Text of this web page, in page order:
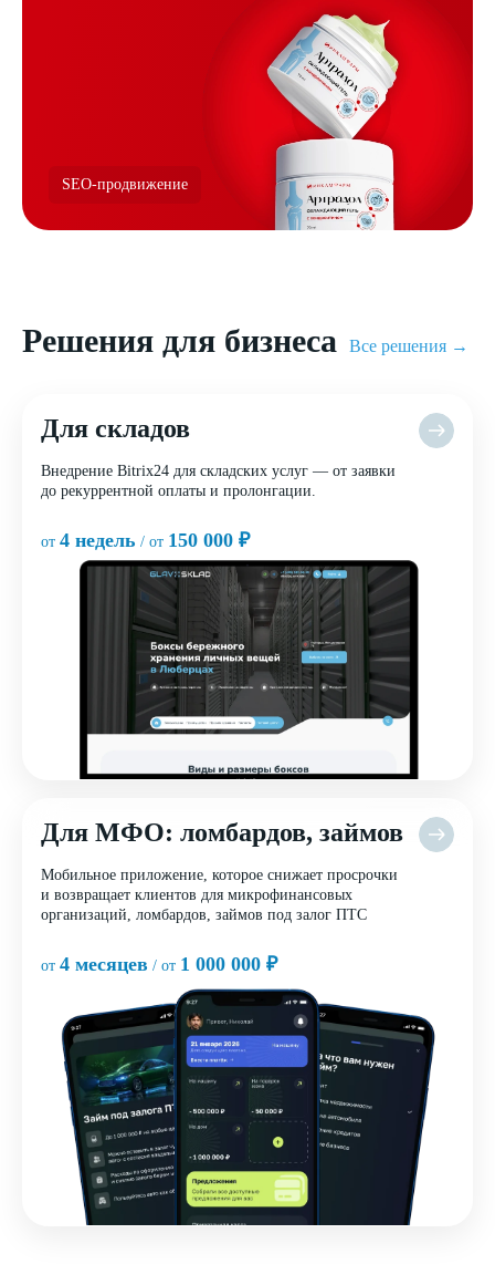
SEO-продвижение
Решения для бизнеса Все решения →
Для складов
Внедрение Bitrix24 для складских услуг — от заявки
до рекуррентной оплаты и пролонгации.
от 4 недель / от 150 000 ₽
Для МФО: ломбардов, займов
Мобильное приложение, которое снижает просрочки
и возвращает клиентов для микрофинансовых
организаций, ломбардов, займов под залог ПТС
от 4 месяцев / от 1 000 000 ₽